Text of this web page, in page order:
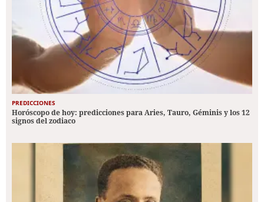
PREDICCIONES
Horóscopo de hoy: predicciones para Aries, Tauro, Géminis y los 12
signos del zodiaco